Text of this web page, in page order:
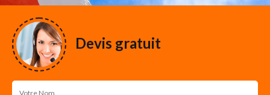
Devis gratuit